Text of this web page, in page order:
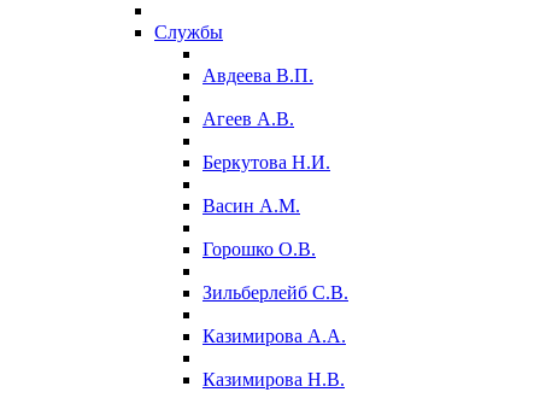
Службы
Авдеева В.П.
Агеев А.В.
Беркутова Н.И.
Васин А.М.
Горошко О.В.
Зильберлейб С.В.
Казимирова А.А.
Казимирова Н.В.